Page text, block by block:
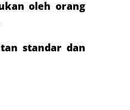
oleh orang
standar dan